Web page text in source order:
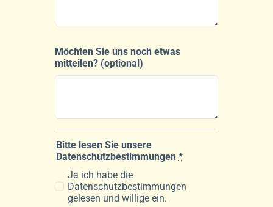
Möchten Sie uns noch etwas
mitteilen? (optional)
Bitte lesen Sie unsere
Datenschutzbestimmungen *
Ja ich habe die
Datenschutzbestimmungen
gelesen und willige ein.